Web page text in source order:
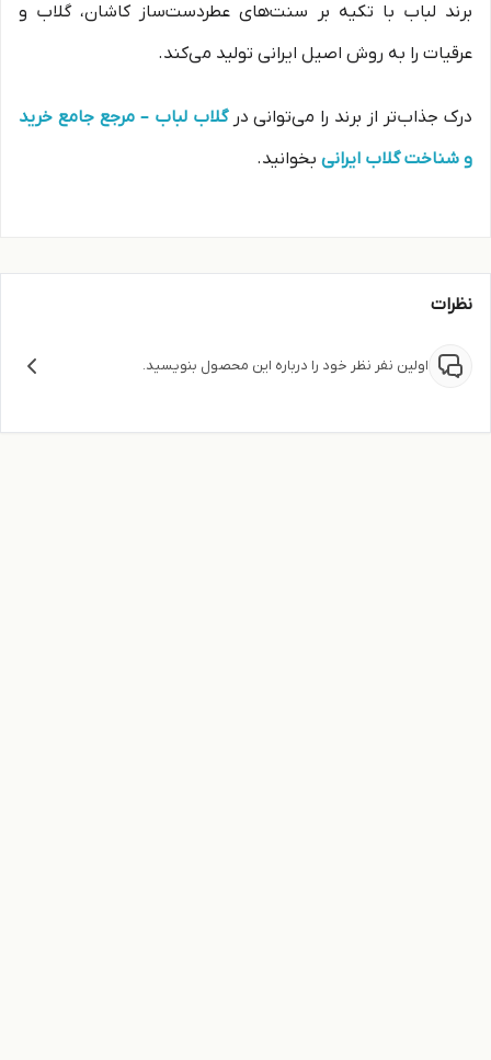
برند لباب با تکیه بر سنت‌های عطردست‌ساز کاشان، گلاب و
عرقیات را به روش اصیل ایرانی تولید می‌کند.
درک جذاب‌تر از برند را می‌توانی درگلاب لباب – مرجع جامع خرید
و شناخت گلاب ایرانی بخوانید.
نظرات
اولین نفر نظر خود را درباره این محصول بنویسید.